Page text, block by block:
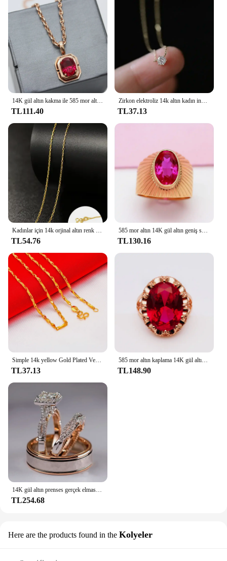
14K gül altın kakma ile 585 mor altın kolye kaplama kare kırmızı Gem kolye zarif klavikula zinciri düğün takısı
TL111.40
Zirkon elektroliz 14k altın kadın ince tarzı ile S925 gümüş kolye seti
TL37.13
Kadınlar için 14k orjinal altın renk kolye zinciri kutusu zincir yılan kemik/yıldızlı/çapraz zincir 18 inç kolye güzel takı hediyeler
TL54.76
585 mor altın 14K gül altın geniş sürüm yakut boyutlandırılabilir yüzükler kadınlar için benzersiz işçilik muhteşem lüks takı hediye
TL130.16
TL37.13
585 mor altın kaplama 14K gül altın kakma oval yakut yüzükler kadınlar için açılış yaratıcı mahkemesi tarzı klasik parti takı
TL148.90
TL254.68
Here are the products found in the Kolyeler